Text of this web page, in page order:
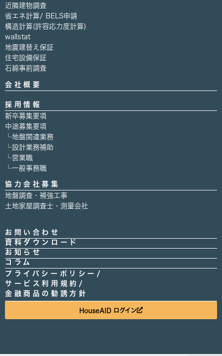
近隣建物調査
省エネ計算/ BELS申請
構造計算(許容応力度計算)
wallstat
地震建替え保証
住宅設備保証
石綿事前調査
会社概要
採用情報
新卒募集要項
中途募集要項
└地盤関連業務
└設計業務補助
└営業職
└一般事務職
協力会社募集
地盤調査・補強工事
土地家屋調査士・測量会社
お問い合わせ
資料ダウンロード
お知らせ
コラム
プライバシーポリシー/
サービス利用規約/
金融商品の勧誘方針
HouseAID ログイン